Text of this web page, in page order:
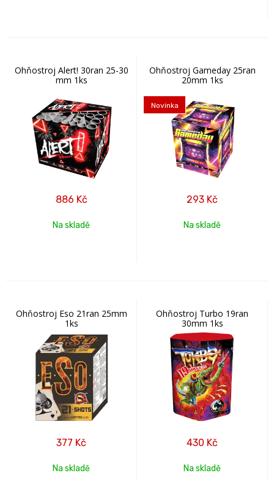
Ohňostroj Alert! 30ran 25-30
mm 1ks
886 Kč
Na skladě
Ohňostroj Gameday 25ran
20mm 1ks
Novinka
293 Kč
Na skladě
Ohňostroj Eso 21ran 25mm
1ks
377 Kč
Na skladě
Ohňostroj Turbo 19ran
30mm 1ks
430 Kč
Na skladě